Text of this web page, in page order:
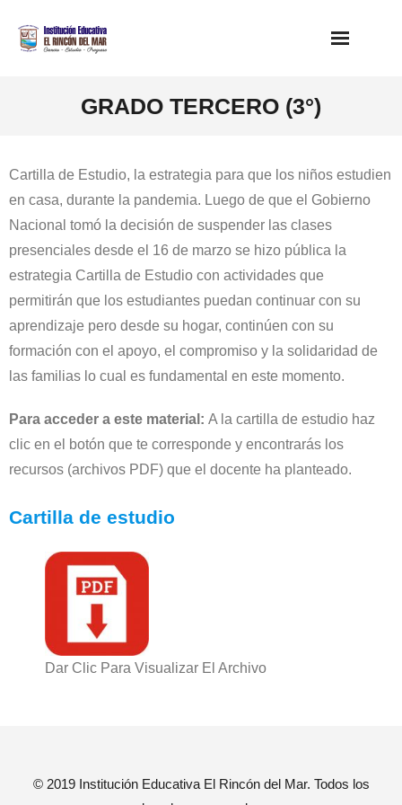
GRADO TERCERO (3°)
Cartilla de Estudio, la estrategia para que los niños estudien
en casa, durante la pandemia. Luego de que el Gobierno
Nacional tomó la decisión de suspender las clases
presenciales desde el 16 de marzo se hizo pública la
estrategia Cartilla de Estudio con actividades que
permitirán que los estudiantes puedan continuar con su
aprendizaje pero desde su hogar, continúen con su
formación con el apoyo, el compromiso y la solidaridad de
las familias lo cual es fundamental en este momento.
Para acceder a este material: A la cartilla de estudio haz
clic en el botón que te corresponde y encontrarás los
recursos (archivos PDF) que el docente ha planteado.
Cartilla de estudio
Dar Clic Para Visualizar El Archivo
© 2019 Institución Educativa El Rincón del Mar. Todos los